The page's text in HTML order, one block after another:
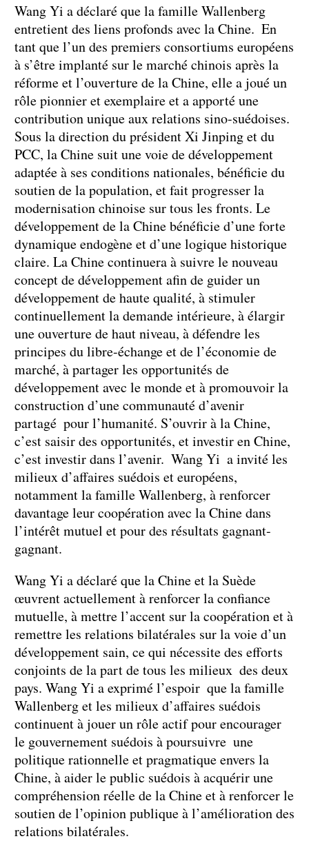
Wang Yi a déclaré que la famille Wallenberg
entretient des liens profonds avec la Chine. En
tant que l’un des premiers consortiums européens
à s’être implanté sur le marché chinois après la
réforme et l’ouverture de la Chine, elle a joué un
rôle pionnier et exemplaire et a apporté une
contribution unique aux relations sino-suédoises.
Sous la direction du président Xi Jinping et du
PCC, la Chine suit une voie de développement
adaptée à ses conditions nationales, bénéficie du
soutien de la population, et fait progresser la
modernisation chinoise sur tous les fronts. Le
développement de la Chine bénéficie d’une forte
dynamique endogène et d’une logique historique
claire. La Chine continuera à suivre le nouveau
concept de développement afin de guider un
développement de haute qualité, à stimuler
continuellement la demande intérieure, à élargir
une ouverture de haut niveau, à défendre les
principes du libre-échange et de l’économie de
marché, à partager les opportunités de
développement avec le monde et à promouvoir la
construction d’une communauté d’avenir
partagé pour l’humanité. S’ouvrir à la Chine,
c’est saisir des opportunités, et investir en Chine,
c’est investir dans l’avenir. Wang Yi a invité les
milieux d’affaires suédois et européens,
notamment la famille Wallenberg, à renforcer
davantage leur coopération avec la Chine dans
l’intérêt mutuel et pour des résultats gagnant-
gagnant.
Wang Yi a déclaré que la Chine et la Suède
œuvrent actuellement à renforcer la confiance
mutuelle, à mettre l’accent sur la coopération et à
remettre les relations bilatérales sur la voie d’un
développement sain, ce qui nécessite des efforts
conjoints de la part de tous les milieux des deux
pays. Wang Yi a exprimé l’espoir que la famille
Wallenberg et les milieux d’affaires suédois
continuent à jouer un rôle actif pour encourager
le gouvernement suédois à poursuivre une
politique rationnelle et pragmatique envers la
Chine, à aider le public suédois à acquérir une
compréhension réelle de la Chine et à renforcer le
soutien de l’opinion publique à l’amélioration des
relations bilatérales.